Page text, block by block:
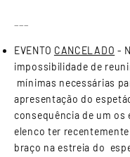
EVENTO CANCELADO -
impossibilidade de
mínimas necessárias
apresentação do
consequência de um os
elenco ter
braço na estreia do